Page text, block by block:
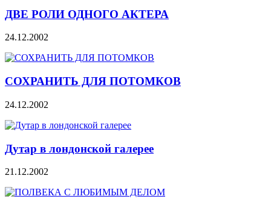
ДВЕ РОЛИ ОДНОГО АКТЕРА
24.12.2002
СОХРАНИТЬ ДЛЯ ПОТОМКОВ
24.12.2002
Дутар в лондонской галерее
21.12.2002